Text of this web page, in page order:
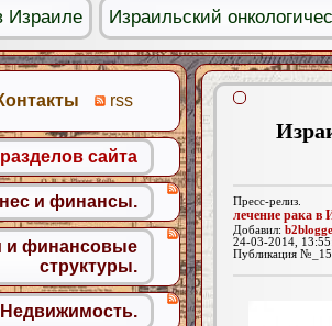
Пресс-релиз.
лечение рака в
Добавил:
24-03-2014,
Публикация
rss
сайта
и финансы.
и финансовые
структуры.
Недвижимость.
Израиле Израильский